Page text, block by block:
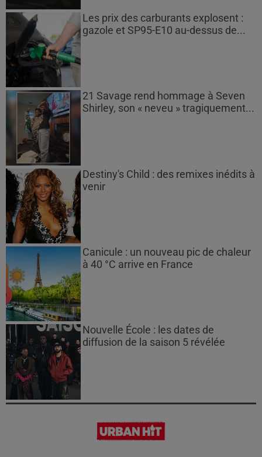
Les prix des carburants explosent :
gazole et SP95-E10 au-dessus de...
21 Savage rend hommage à Seven
Shirley, son « neveu » tragiquement...
Destiny's Child : des remixes inédits à
venir
Canicule : un nouveau pic de chaleur
à 40 °C arrive en France
Nouvelle École : les dates de
diffusion de la saison 5 révélée